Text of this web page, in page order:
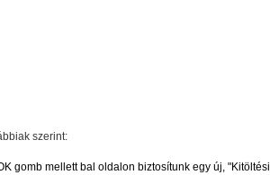
szerint:
gomb mellett bal oldalon biztosítunk egy új, "Kitöltési